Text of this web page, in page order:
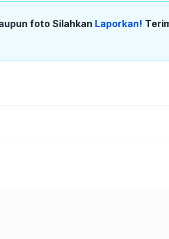
foto Silahkan Laporkan!